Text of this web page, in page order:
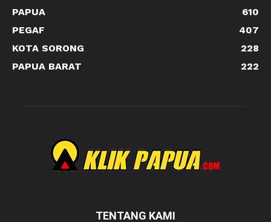
PAPUA
610
PEGAF
407
KOTA SORONG
228
PAPUA BARAT
222
TENTANG KAMI